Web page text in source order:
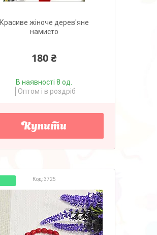
Красиве жіноче дерев'яне
намисто
180 ₴
В наявності 8 од.
Оптом і в роздріб
Купити
3725